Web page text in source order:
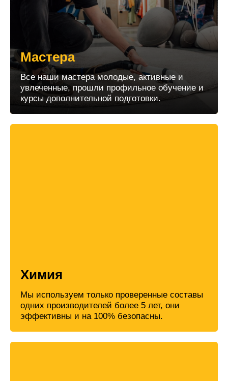
Мастера
Все наши мастера молодые, активные и
увлеченные, прошли профильное обучение и
курсы дополнительной подготовки.
Химия
Мы используем только проверенные составы
одних производителей более 5 лет, они
эффективны и на 100% безопасны.